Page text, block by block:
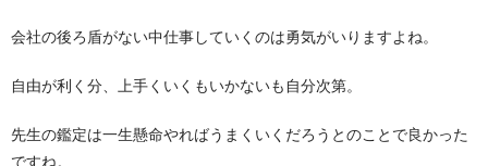
会社の後ろ盾がない中仕事していくのは勇気がいりますよね。
自由が利く分、上手くいくもいかないも自分次第。
先生の鑑定は一生懸命やればうまくいくだろうとのことで良かった
ですね。